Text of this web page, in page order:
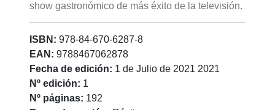
show gastronómico de más éxito de la televisión.
ISBN: 978-84-670-6287-8
EAN: 9788467062878
Fecha de edición: 1 de Julio de 2021 2021
Nº edición: 1
Nº páginas: 192